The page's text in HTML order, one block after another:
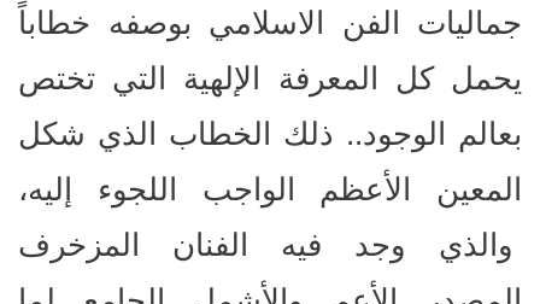
جماليات الفن الاسلامي بوصفه خطاباً
يحمل كل المعرفة الإلهية التي تختص
بعالم الوجود.. ذلك الخطاب الذي شكل
المعين الأعظم الواجب اللجوء إليه،
والذي وجد فيه الفنان المزخرف